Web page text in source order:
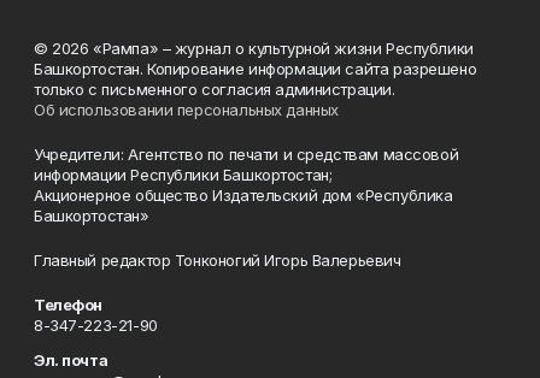
© 2026 «Рампа» – журнал о культурной жизни Республики
Башкортостан. Копирование информации сайта разрешено
только с письменного согласия администрации.
Об использовании персональных данных
Учредители: Агентство по печати и средствам массовой
информации Республики Башкортостан;
Акционерное общество Издательский дом «Республика
Башкортостан»
Главный редактор Тонконогий Игорь Валерьевич
Телефон
8-347-223-21-90
Эл. почта